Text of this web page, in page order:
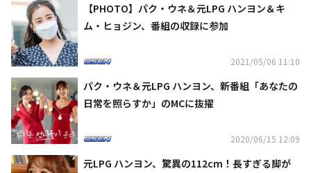
【PHOTO】パク・ウネ＆元LPG ハンヨン＆キ
ム・ヒョジン、番組の収録に参加
2021/05/06 11:10
パク・ウネ＆元LPG ハンヨン、新番組「あなたの
日常を照らすか」のMCに抜擢
2020/06/15 12:09
元LPG ハンヨン、驚異の112cm！長すぎる脚が